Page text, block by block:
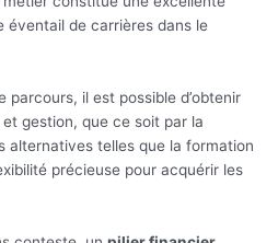
éventail de carrières dans le
parcours, il est possible d’obtenir
gestion, que ce soit par la
alternatives telles que la formation
précieuse pour acquérir les